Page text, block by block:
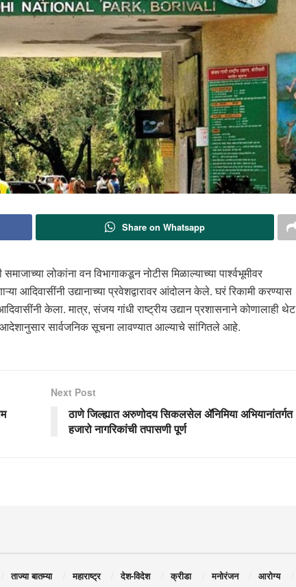
Share on Whatsapp
लोकांना वन विभागाकडून नोटीस मिळाल्याच्या पार्श्वभूमीवर
आदिवासींनी उद्यानाच्या प्रवेशद्वारावर आंदोलन केले. घरं रिकामी करण्यास
केला. मात्र, संजय गांधी राष्ट्रीय उद्यान प्रशासनाने कोणालाही थेट
सार्वजनिक सूचना लावण्यात आल्याचे सांगितले आहे.
Next Post
ठाणे जिल्ह्यात अरुणोदय सिकलसेल ॲनिमिया अभियानांतर्गत
हजारो नागरिकांची तपासणी पूर्ण
ताज्या बातम्या महाराष्ट्र देश-विदेश क्रीडा मनोरंजन आरोग्य